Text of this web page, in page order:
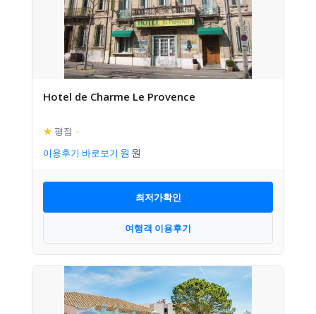
Hotel de Charme Le Provence
★ 평점 –
이용후기 바로보기
최저가확인
여행객 이용후기